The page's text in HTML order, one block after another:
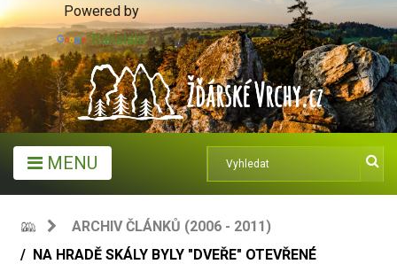
Powered by
Translate
MENU
ARCHIV ČLÁNKŮ (2006 - 2011)
NA HRADĚ SKÁLY BYLY "DVEŘE" OTEVŘENÉ